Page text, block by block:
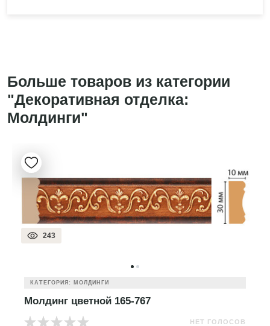
Больше товаров из категории
"Декоративная отделка:
Молдинги"
243
КАТЕГОРИЯ: МОЛДИНГИ
Молдинг цветной 165-767
НЕТ ГОЛОСОВ